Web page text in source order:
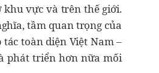
vực và trên thế giới.
tầm quan trọng của
toàn diện Việt Nam –
phát triển hơn nữa mối